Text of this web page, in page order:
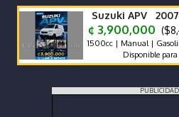
Suzuki APV 2007
¢ 3,900,000
1500cc | Manual |
Disponible para
PUBLICIDAD